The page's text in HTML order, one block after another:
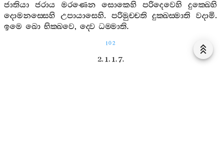
ජාතියා
ජරාය මරණෙන සොකෙහි පරිදෙවෙහි
දුක‍්ඛෙහි
දොමනස‍්සෙහි
උපායාසෙහි. පරිමුච‍්චති දුක‍්ඛස‍්මාති වදාමි.
ඉමෙ ඛො භික‍්ඛවෙ, ද‍්වෙ ධම‍්මාති.
102
2. 1. 1. 7.